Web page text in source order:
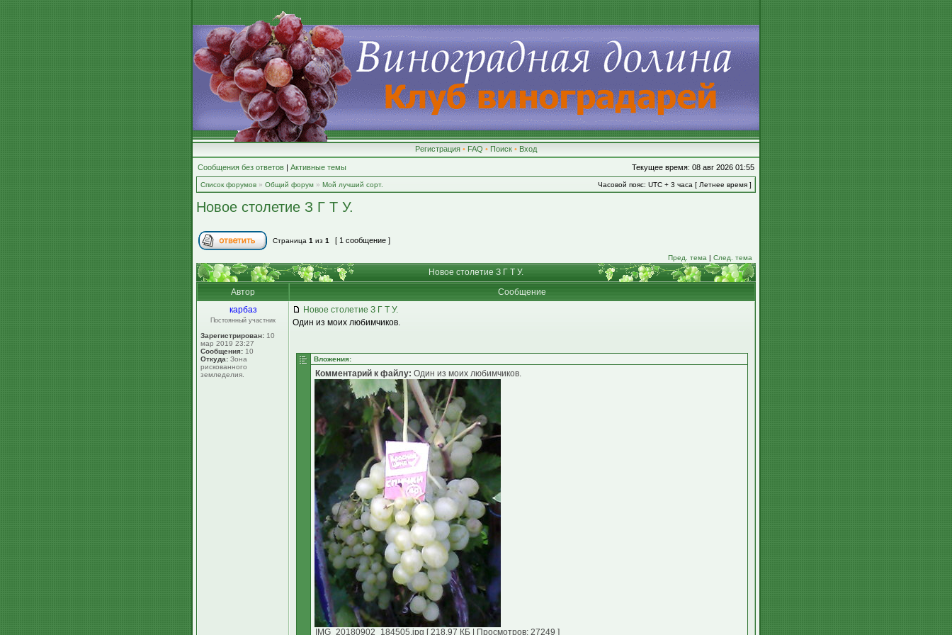
Регистрация • FAQ • Поиск • Вход
Сообщения без ответов | Активные темы Текущее время: 08 авг 2026 01:55
Список форумов » Общий форум » Мой лучший сорт. Часовой пояс: UTC + 3 часа [ Летнее время ]
Новое столетие З Г Т У.
Страница 1 из 1 [ 1 сообщение ]
Пред. тема | След. тема
Новое столетие З Г Т У.
Автор
Сообщение
карбаз
Постоянный участник
Зарегистрирован: 10
мар 2019 23:27
Сообщения: 10
Откуда: Зона
рискованного
земледелия.
Новое столетие З Г Т У.
Один из моих любимчиков.
Вложения:
Комментарий к файлу: Один из моих любимчиков.
IMG_20180902_184505.jpg [ 218.97 КБ | Просмотров: 27249 ]